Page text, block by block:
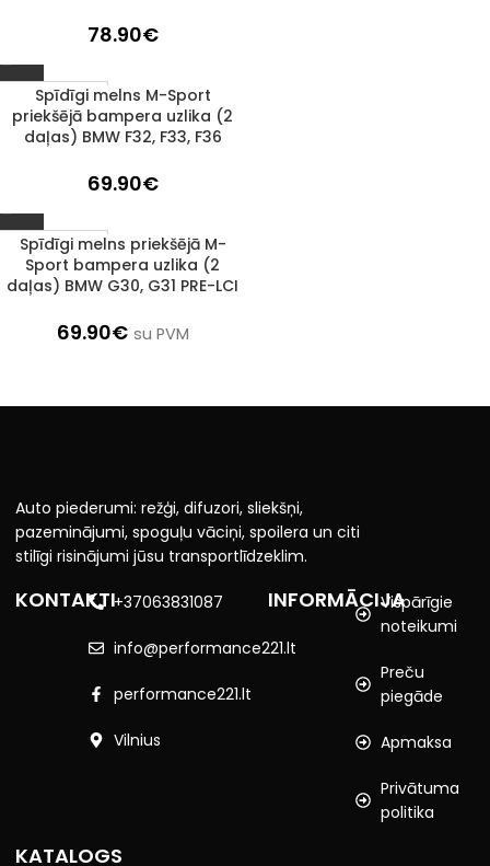
78.90€
1–3 D. D.
Spīdīgi melns M-Sport
priekšējā bampera uzlika (2
daļas) BMW F32, F33, F36
69.90€
1–3 D. D.
Spīdīgi melns priekšējā M-
Sport bampera uzlika (2
daļas) BMW G30, G31 PRE-LCI
69.90€ su PVM
Auto piederumi: režģi, difuzori, sliekšņi,
pazeminājumi, spoguļu vāciņi, spoilera un citi
stilīgi risinājumi jūsu transportlīdzeklim.
KONTAKTI+37063831087
info@performance221.lt
performance221.lt
Vilnius
INFORMĀCIJAVispārīgie
noteikumi
Preču
piegāde
Apmaksa
Privātuma
politika
KATALOGS